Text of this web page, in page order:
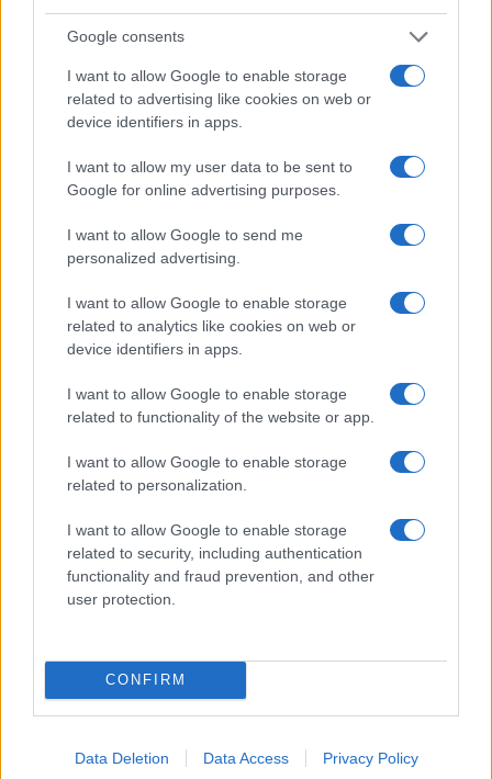
Google consents
I want to allow Google to enable storage
related to advertising like cookies on web or
device identifiers in apps.
I want to allow my user data to be sent to
Google for online advertising purposes.
I want to allow Google to send me
personalized advertising.
I want to allow Google to enable storage
related to analytics like cookies on web or
device identifiers in apps.
I want to allow Google to enable storage
related to functionality of the website or app.
I want to allow Google to enable storage
related to personalization.
I want to allow Google to enable storage
related to security, including authentication
functionality and fraud prevention, and other
user protection.
CONFIRM
Data Deletion Data Access Privacy Policy
Le nuove Havaianas Kitten Heel debuttano a
Copenhagen: un mix di comfort e stile
abbigliamento fresco e professionale